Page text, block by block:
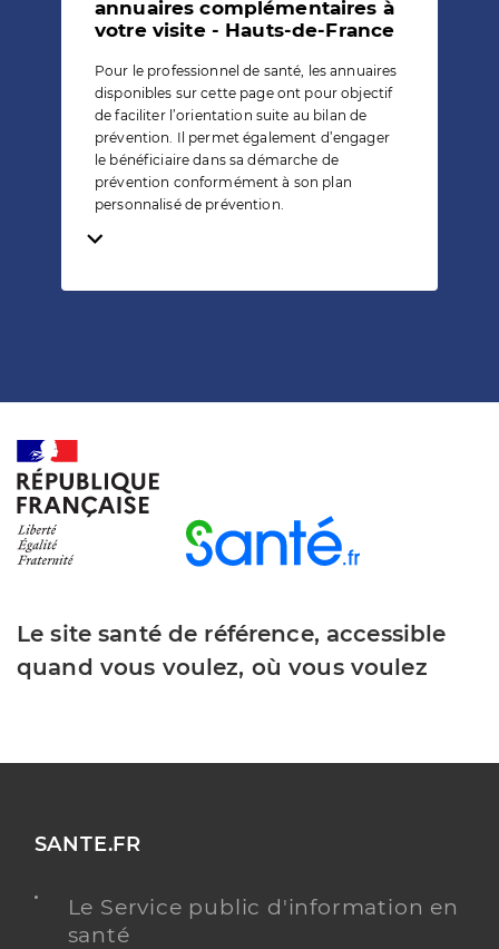
annuaires complémentaires à
votre visite - Hauts-de-France
Pour le professionnel de santé, les annuaires
disponibles sur cette page ont pour objectif
de faciliter l’orientation suite au bilan de
prévention. Il permet également d’engager
le bénéficiaire dans sa démarche de
prévention conformément à son plan
personnalisé de prévention.
Temps de lecture
Le site santé de référence, accessible
quand vous voulez, où vous voulez
SANTE.FR
Le Service public d'information en
santé